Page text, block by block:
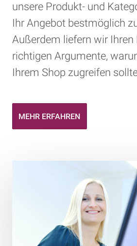
unsere Produkt- und
Ihr Angebot bestmöglich
Außerdem liefern wir Ihren
richtigen Argumente,
Ihrem Shop zugreifen
MEHR ERFAHREN